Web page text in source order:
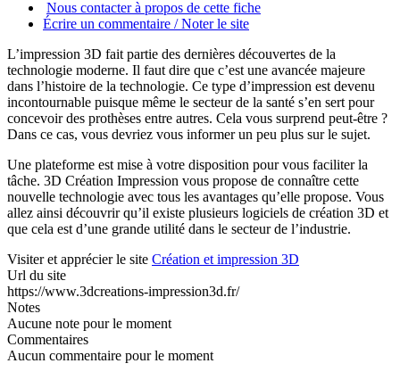
Nous contacter à propos de cette fiche
Écrire un commentaire / Noter le site
L’impression 3D fait partie des dernières découvertes de la
technologie moderne. Il faut dire que c’est une avancée majeure
dans l’histoire de la technologie. Ce type d’impression est devenu
incontournable puisque même le secteur de la santé s’en sert pour
concevoir des prothèses entre autres. Cela vous surprend peut-être ?
Dans ce cas, vous devriez vous informer un peu plus sur le sujet.
Une plateforme est mise à votre disposition pour vous faciliter la
tâche. 3D Création Impression vous propose de connaître cette
nouvelle technologie avec tous les avantages qu’elle propose. Vous
allez ainsi découvrir qu’il existe plusieurs logiciels de création 3D et
que cela est d’une grande utilité dans le secteur de l’industrie.
Visiter et apprécier le site Création et impression 3D
Url du site
https://www.3dcreations-impression3d.fr/
Notes
Aucune note pour le moment
Commentaires
Aucun commentaire pour le moment